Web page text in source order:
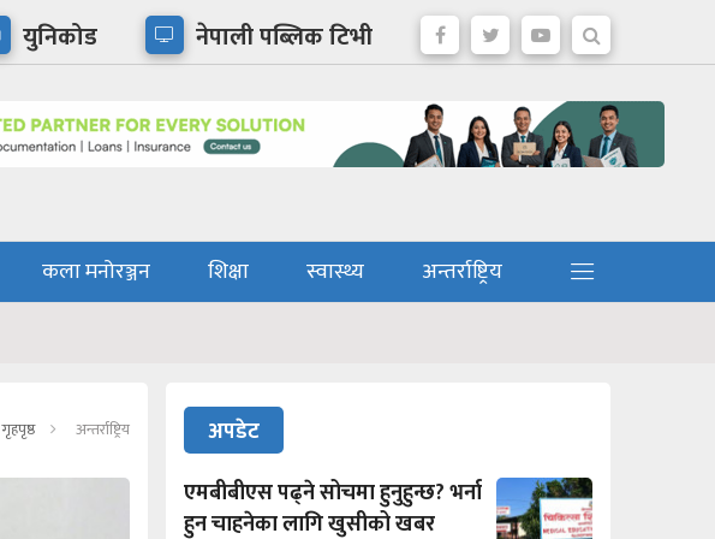
युनिकोड नेपाली पब्लिक टिभी
कला मनोरञ्जन शिक्षा स्वास्थ्य
अन्तर्राष्ट्रिय
गृहपृष्ठ अन्तर्राष्ट्रिय
अपडेट
एमबीबीएस पढ्ने सोचमा हुनुहुन्छ? भर्ना
हुन चाहनेका लागि खुसीको खबर